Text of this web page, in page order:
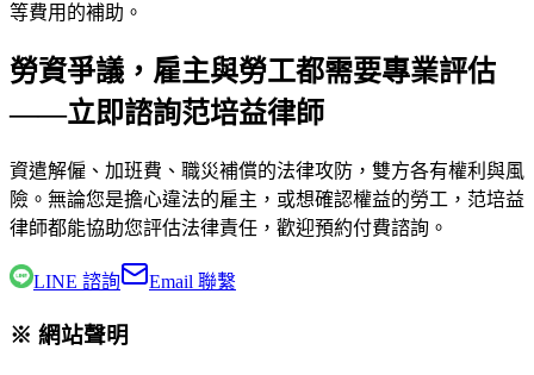
等費用的補助。
勞資爭議，雇主與勞工都需要專業評估
——立即諮詢范培益律師
資遣解僱、加班費、職災補償的法律攻防，雙方各有權利與風
險。無論您是擔心違法的雇主，或想確認權益的勞工， 范培益
律師都能協助您評估法律責任，歡迎預約付費諮詢。
LINE 諮詢 Email 聯繫
※ 網站聲明